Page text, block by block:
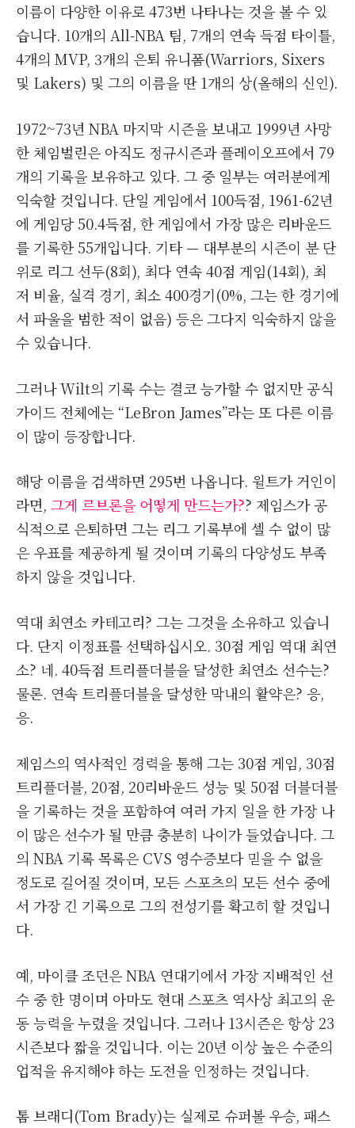
이름이 다양한 이유로 473번 나타나는 것을 볼 수 있
습니다. 10개의 All-NBA 팀, 7개의 연속 득점 타이틀,
4개의 MVP, 3개의 은퇴 유니폼(Warriors, Sixers
및 Lakers) 및 그의 이름을 딴 1개의 상(올해의 신인).
1972~73년 NBA 마지막 시즌을 보내고 1999년 사망
한 체임벌린은 아직도 정규시즌과 플레이오프에서 79
개의 기록을 보유하고 있다. 그 중 일부는 여러분에게
익숙할 것입니다. 단일 게임에서 100득점, 1961-62년
에 게임당 50.4득점, 한 게임에서 가장 많은 리바운드
를 기록한 55개입니다. 기타 — 대부분의 시즌이 분 단
위로 리그 선두(8회), 최다 연속 40점 게임(14회), 최
저 비율, 실격 경기, 최소 400경기(0%, 그는 한 경기에
서 파울을 범한 적이 없음) 등은 그다지 익숙하지 않을
수 있습니다.
그러나 Wilt의 기록 수는 결코 능가할 수 없지만 공식
가이드 전체에는 “LeBron James”라는 또 다른 이름
이 많이 등장합니다.
해당 이름을 검색하면 295번 나옵니다. 윌트가 거인이
라면, 그게 르브론을 어떻게 만드는가?? 제임스가 공
식적으로 은퇴하면 그는 리그 기록부에 셀 수 없이 많
은 우표를 제공하게 될 것이며 기록의 다양성도 부족
하지 않을 것입니다.
역대 최연소 카테고리? 그는 그것을 소유하고 있습니
다. 단지 이정표를 선택하십시오. 30점 게임 역대 최연
소? 네. 40득점 트리플더블을 달성한 최연소 선수는?
물론. 연속 트리플더블을 달성한 막내의 활약은? 응,
응.
제임스의 역사적인 경력을 통해 그는 30점 게임, 30점
트리플더블, 20점, 20리바운드 성능 및 50점 더블더블
을 기록하는 것을 포함하여 여러 가지 일을 한 가장 나
이 많은 선수가 될 만큼 충분히 나이가 들었습니다. 그
의 NBA 기록 목록은 CVS 영수증보다 믿을 수 없을
정도로 길어질 것이며, 모든 스포츠의 모든 선수 중에
서 가장 긴 기록으로 그의 전성기를 확고히 할 것입니
다.
예, 마이클 조던은 NBA 연대기에서 가장 지배적인 선
수 중 한 명이며 아마도 현대 스포츠 역사상 최고의 운
동 능력을 누렸을 것입니다. 그러나 13시즌은 항상 23
시즌보다 짧을 것입니다. 이는 20년 이상 높은 수준의
업적을 유지해야 하는 도전을 인정하는 것입니다.
톰 브래디(Tom Brady)는 실제로 슈퍼볼 우승, 패스